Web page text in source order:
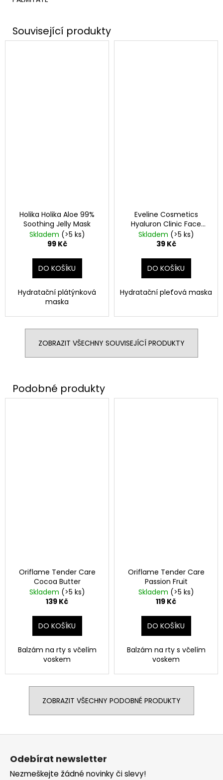
Holika Holika Aloe 99%
Soothing Jelly Mask
Skladem (>5 ks)
99 Kč
DO KOŠÍKU
Hydratační plátýnková
maska
Eveline Cosmetics
Hyaluron Clinic Face
Mask
Skladem (>5 ks)
39 Kč
DO KOŠÍKU
Hydratační pleťová maska
ZOBRAZIT VŠECHNY SOUVISEJÍCÍ PRODUKTY
Oriflame Tender Care
Cocoa Butter
Skladem (>5 ks)
139 Kč
DO KOŠÍKU
Balzám na rty s včelím
voskem
Oriflame Tender Care
Passion Fruit
Skladem (>5 ks)
119 Kč
DO KOŠÍKU
Balzám na rty s včelím
voskem
ZOBRAZIT VŠECHNY PODOBNÉ PRODUKTY
Z
Odebírat newsletter
Nezmeškejte žádné novinky či slevy!